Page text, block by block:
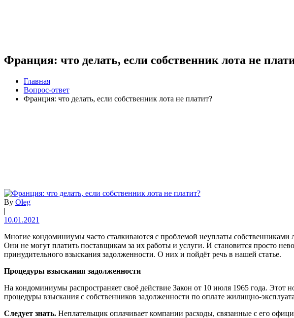
Франция: что делать, если собственник лота не
Главная
Вопрос-ответ
Франция: что делать, если собственник лота не платит?
By Oleg
|
10.01.2021
Многие кондоминиумы часто сталкиваются с проблемой неуплаты
Они не могут платить поставщикам за их работы и услуги. И становится просто
принудительного взыскания задолженности. О них и пойдёт речь в нашей статье.
Процедуры взыскания задолженности
На кондоминиумы распространяет своё действие Закон от 10 июля 1965 года.
процедуры взыскания с собственников задолженности по оплате жилищно-
Следует знать. Неплательщик оплачивает компании расходы, связанные с его